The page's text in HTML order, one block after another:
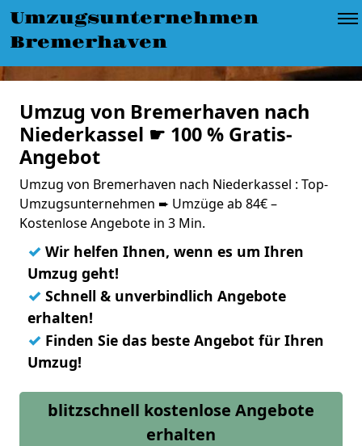
Umzugsunternehmen
Bremerhaven
Umzug von Bremerhaven nach
Niederkassel ☛ 100 % Gratis-
Angebot
Umzug von Bremerhaven nach Niederkassel : Top-
Umzugsunternehmen ➨ Umzüge ab 84€ –
Kostenlose Angebote in 3 Min.
✓ Wir helfen Ihnen, wenn es um Ihren
Umzug geht!
✓ Schnell & unverbindlich Angebote
erhalten!
✓ Finden Sie das beste Angebot für Ihren
Umzug!
blitzschnell kostenlose Angebote
erhalten